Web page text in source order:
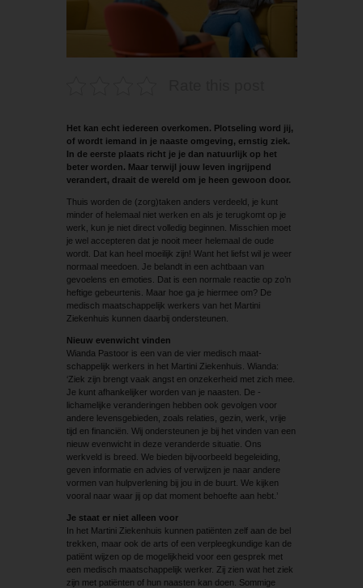
Het kan echt iedereen overkomen. Plotseling word jij,
of wordt iemand in je naaste omgeving, ernstig ziek.
In de eerste plaats richt je je dan natuurlijk op het
beter worden. Maar terwijl jouw leven ingrijpend
verandert, draait de wereld om je heen gewoon door.
Thuis worden de (zorg)taken anders verdeeld, je kunt
minder of helemaal niet werken en als je terugkomt op je
werk, kun je niet direct volledig beginnen. Misschien moet
je wel accepteren dat je nooit meer helemaal de oude
wordt. Dat kan heel moeilijk zijn! Want het liefst wil je weer
normaal meedoen. Je belandt in een achtbaan van
gevoelens en emoties. Dat is een normale reactie op zo’n
heftige gebeurtenis. Maar hoe ga je hiermee om? De
medisch maatschappelijk werkers van het Martini
Ziekenhuis ­kunnen daarbij ondersteunen.
Nieuw evenwicht vinden
Wianda Pastoor is een van de vier medisch maat­
schappelijk werkers in het Martini Ziekenhuis. Wianda:
‘Ziek zijn brengt vaak angst en onzekerheid met zich mee.
Je kunt afhankelijker worden van je naasten. De ­
lichamelijke veranderingen hebben ook gevolgen voor
andere levens­gebieden, zoals relaties, gezin, werk, vrije
tijd en financiën. Wij ondersteunen je bij het vinden van een
nieuw evenwicht in deze veranderde situatie. Ons
werkveld is breed. We bieden bijvoorbeeld begeleiding,
geven informatie en advies of verwijzen je naar andere
vormen van hulpverlening bij jou in de buurt. We kijken
vooral naar waar jij op dat moment behoefte aan hebt.’
Je staat er niet alleen voor
In het Martini Ziekenhuis kunnen patiënten zelf aan de bel
trekken, maar ook de arts of een verpleegkundige kan de
patiënt wijzen op de mogelijkheid voor een gesprek met
een medisch maatschappelijk werker. Zij zien wat het ziek
zijn met patiënten of hun naasten kan doen. Sommige